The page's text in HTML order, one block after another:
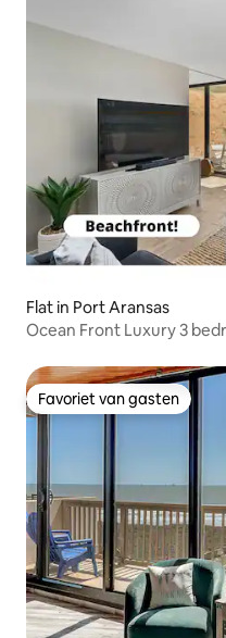
Flat in Port Aransas
Ocean Front Luxury 3
Favoriet van gasten
Favoriet van gasten